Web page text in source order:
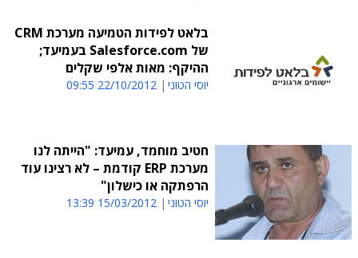
בלאט לפידות הטמיעה מערכת CRM
של Salesforce.com בעמיעד;
ההיקף: מאות אלפי שקלים
יוסי הטוני 22/10/2012 09:55
חטיב מוחמד, עמיעד: "הייתה לנו
מערכת ERP קודמת – לא רצינו עוד
הרפתקה או כישלון"
יוסי הטוני 15/03/2012 13:39